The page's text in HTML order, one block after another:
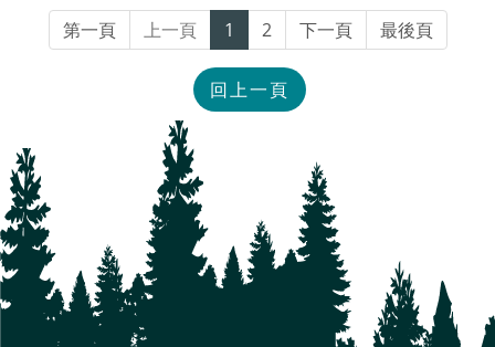
第一頁 上一頁 1 2 下一頁 最後頁